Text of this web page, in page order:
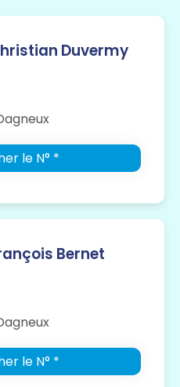
Duvermy
le N° *
Bernet
le N° *